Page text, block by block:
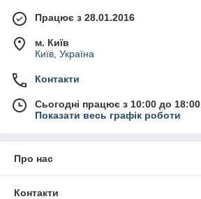
Працює з 28.01.2016
м. Київ
Київ, Україна
Контакти
Сьогодні працює з 10:00 до 18:00
Показати весь графік роботи
Про нас
Контакти